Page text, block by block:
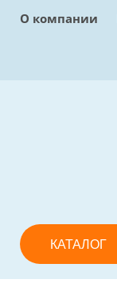
О компании
КАТАЛОГ